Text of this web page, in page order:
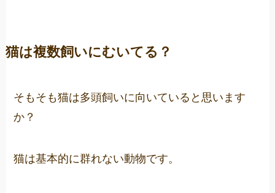
猫は複数飼いにむいてる？
そもそも猫は多頭飼いに向いていると思います
か？
猫は基本的に群れない動物です。